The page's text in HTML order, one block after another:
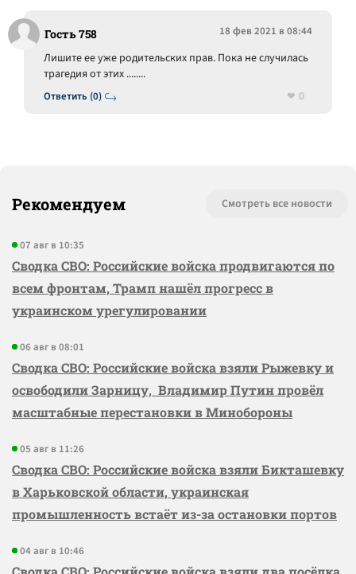
Гость 758 18 фев 2021 в 08:44
Ответить (0)
Лишите ее уже родительских прав. Пока не случилась
трагедия от этих ........
0
Рекомендуем Смотреть все новости
07 авг в 10:35
Сводка СВО: Российские войска продвигаются по
всем фронтам, Трамп нашёл прогресс в
украинском урегулировании
06 авг в 08:01
Сводка СВО: Российские войска взяли Рыжевку и
освободили Зарницу, Владимир Путин провёл
масштабные перестановки в Минобороны
05 авг в 11:26
Сводка СВО: Российские войска взяли Бикташевку
в Харьковской области, украинская
промышленность встаёт из-за остановки портов
04 авг в 10:46